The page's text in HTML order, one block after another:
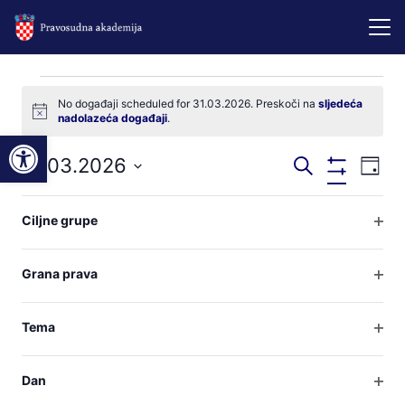
Open toolbar
Događaji
for
31.03.2026
Notice
No događaji scheduled for 31.03.2026. Preskoči nasljedeća
nadolazeća događaji.
Događaji
pretraga
pregleda
Pretraži
Sakij
Filtere
Dan
any
the
form
inputs
will
cause
Ciljne grupe
Grana prava
Tema
Dan
31.03.2026
Odaberite
datum.
Prethodni dan
Subscribe to calendar